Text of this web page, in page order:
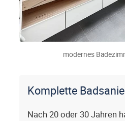
modernes
Komplette
Nach 20 oder 30 Jahren